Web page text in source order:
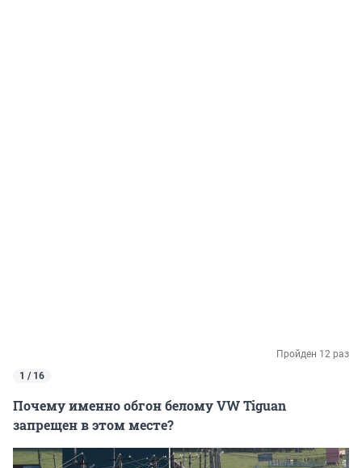
Пройден 12 раз
1 / 16
Почему именно обгон белому VW Tiguan
запрещен в этом месте?